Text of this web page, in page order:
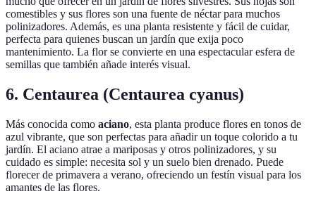
comestibles y sus flores son una fuente de néctar para muchos
polinizadores. Además, es una planta resistente y fácil de cuidar,
perfecta para quienes buscan un jardín que exija poco
mantenimiento. La flor se convierte en una espectacular esfera de
semillas que también añade interés visual.
6. Centaurea (Centaurea cyanus)
Más conocida como aciano, esta planta produce flores en tonos de
azul vibrante, que son perfectas para añadir un toque colorido a tu
jardín. El aciano atrae a mariposas y otros polinizadores, y su
cuidado es simple: necesita sol y un suelo bien drenado. Puede
florecer de primavera a verano, ofreciendo un festín visual para los
amantes de las flores.